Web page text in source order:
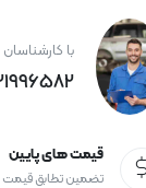
با
قیمت های پایین
تضمین تطابق قیمت